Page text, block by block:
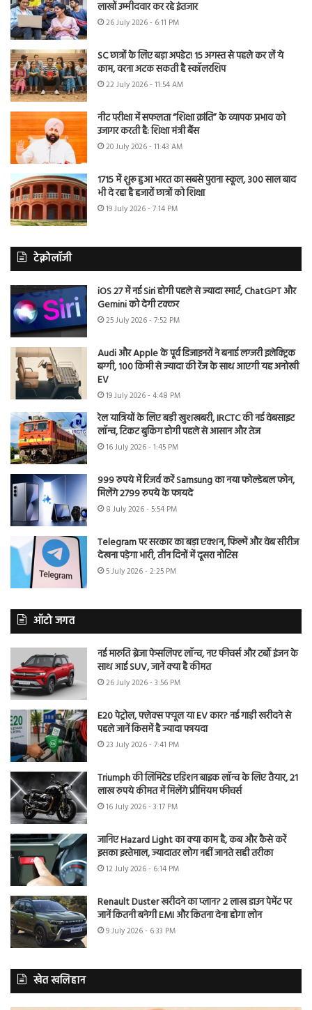
लाखों उम्मीदवार कर रहे इंतजार
26 July 2026 - 6:11 PM
SC छात्रों के लिए बड़ा अपडेट! 15 अगस्त से पहले कर लें ये
काम, वरना अटक सकती है स्कॉलरशिप
22 July 2026 - 11:54 AM
नीट परीक्षा में सफलता “शिक्षा क्रांति” के व्यापक प्रभाव को
उजागर करती है: शिक्षा मंत्री बैंस
20 July 2026 - 11:43 AM
1715 में शुरू हुआ भारत का सबसे पुराना स्कूल, 300 साल बाद
भी दे रहा है हजारों छात्रों को शिक्षा
19 July 2026 - 7:14 PM
टेक्नोलॉजी
iOS 27 में नई Siri होगी पहले से ज्यादा स्मार्ट, ChatGPT और
Gemini को देगी टक्कर
25 July 2026 - 7:52 PM
Audi और Apple के पूर्व डिजाइनरों ने बनाई लग्जरी इलेक्ट्रिक
बग्गी, 100 किमी से ज्यादा की रेंज के साथ आएगी यह अनोखी
EV
19 July 2026 - 4:48 PM
रेल यात्रियों के लिए बड़ी खुशखबरी, IRCTC की नई वेबसाइट
लॉन्च, टिकट बुकिंग होगी पहले से आसान और तेज
16 July 2026 - 1:45 PM
999 रुपये में रिजर्व करें Samsung का नया फोल्डेबल फोन,
मिलेंगे 2799 रुपये के फायदे
8 July 2026 - 5:54 PM
Telegram पर सरकार का बड़ा एक्शन, फिल्में और वेब सीरीज
देखना पड़ेगा भारी, तीन दिनों में दूसरा नोटिस
5 July 2026 - 2:25 PM
ऑटो जगत
नई मारुति ब्रेजा फेसलिफ्ट लॉन्च, नए फीचर्स और टर्बो इंजन के
साथ आई SUV, जानें क्या है कीमत
26 July 2026 - 3:56 PM
E20 पेट्रोल, फ्लेक्स फ्यूल या EV कार? नई गाड़ी खरीदने से
पहले जानें किसमें है ज्यादा फायदा
23 July 2026 - 7:41 PM
Triumph की लिमिटेड एडिशन बाइक लॉन्च के लिए तैयार, 21
लाख रुपये कीमत में मिलेंगे प्रीमियम फीचर्स
16 July 2026 - 3:17 PM
जानिए Hazard Light का क्या काम है, कब और कैसे करें
इसका इस्तेमाल, ज्यादातर लोग नहीं जानते सही तरीका
12 July 2026 - 6:14 PM
Renault Duster खरीदने का प्लान? 2 लाख डाउन पेमेंट पर
जानें कितनी बनेगी EMI और कितना देना होगा लोन
9 July 2026 - 6:33 PM
खेत खलिहान